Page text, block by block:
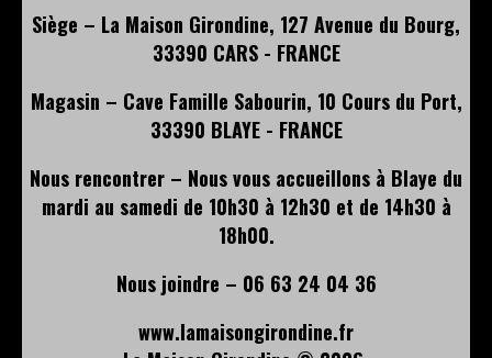
Siège – La Maison Girondine, 127 Avenue du Bourg,
33390 CARS - FRANCE
Magasin – Cave Famille Sabourin, 10 Cours du Port,
33390 BLAYE - FRANCE
Nous rencontrer – Nous vous accueillons à Blaye du
mardi au samedi de 10h30 à 12h30 et de 14h30 à
18h00.
Nous joindre – 06 63 24 04 36
www.lamaisongirondine.fr